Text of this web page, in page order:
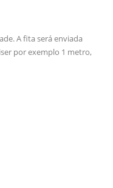
A fita será enviada
por exemplo 1 metro,